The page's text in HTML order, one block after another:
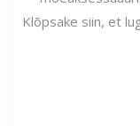
Klõpsake siin, et